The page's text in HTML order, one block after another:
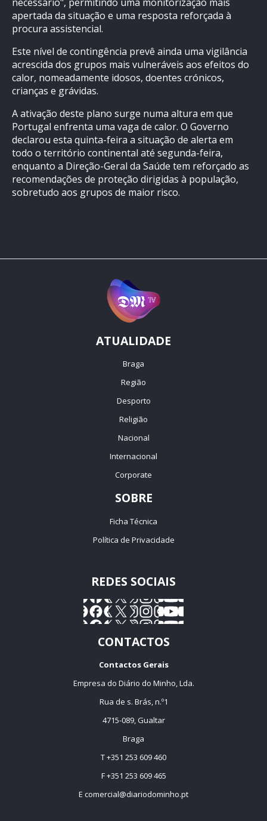
apertada da situação e uma resposta reforçada à
procura assistencial.
Este nível de contingência prevê ainda uma vigilância
acrescida dos grupos mais vulneráveis aos efeitos do
calor, nomeadamente idosos, doentes crónicos,
crianças e grávidas.
A ativação deste plano surge numa altura em que
Portugal enfrenta uma vaga de calor. O Governo
declarou esta quinta-feira a situação de alerta em
todo o território continental até segunda-feira,
enquanto a Direção-Geral da Saúde tem reforçado as
recomendações de proteção dirigidas à população,
sobretudo aos grupos de maior risco.
ATUALIDADE
Braga
Região
Desporto
Religião
Nacional
Internacional
Corporate
SOBRE
Ficha Técnica
Política de Privacidade
REDES SOCIAIS
CONTACTOS
Contactos Gerais
Empresa do Diário do Minho, Lda.
Rua de s. Brás, n.º1
4715-089, Gualtar
Braga
T +351 253 609 460
F +351 253 609 465
E comercial@diariodominho.pt